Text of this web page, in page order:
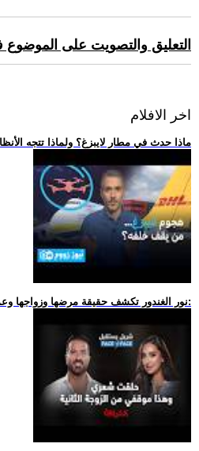
التعليق والتصويت على
اخر الافلام
.. ماذا حدث في مطار لايبزغ؟ ولماذا تتجه
.. نور الغندور تكشف حقيقة مرضها وزواجها وعملها الرمضاني القادم: